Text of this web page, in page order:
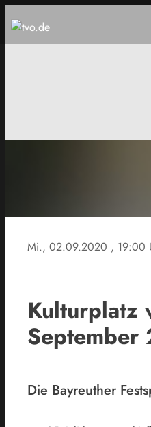
Mi., 02.09.2020 , 19:00
Kulturplatz
September
Die Bayreuther